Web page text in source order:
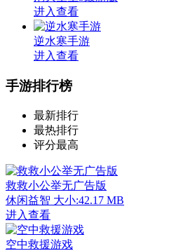
进入查看
逆水寒手游
进入查看
手游排行榜
最新排行
最热排行
评分最高
救救小公举无广告版
休闲益智 大小:42.17 MB
进入查看
空中救援游戏